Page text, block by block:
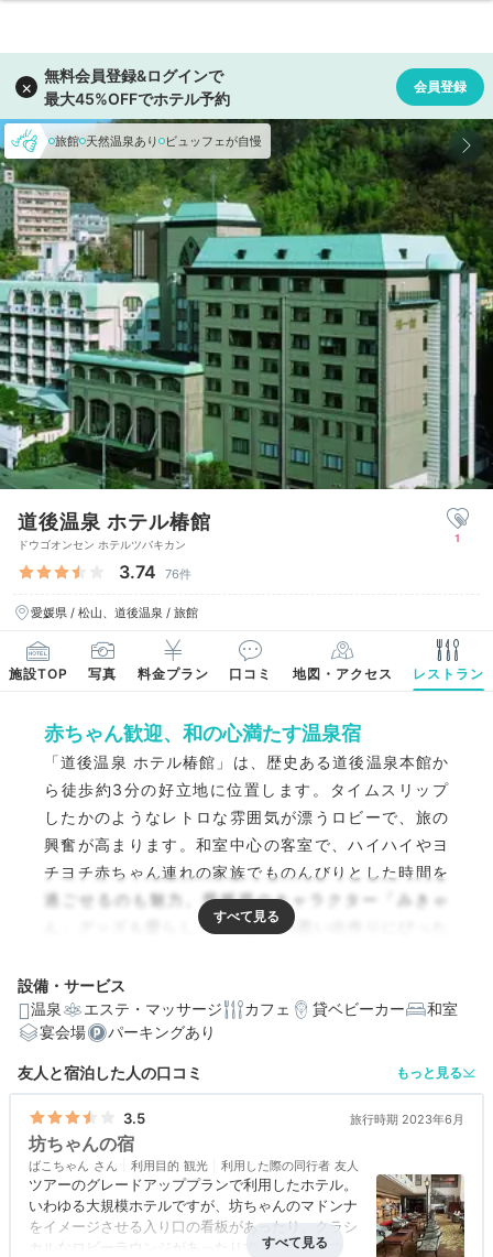
旅館 天然温泉あり ビュッフェが自慢
道後温泉 ホテル椿館
ドウゴオンセン ホテルツバキカン
3.74 76件
愛媛県 / 松山、道後温泉 / 旅館
1
施設TOP 写真 料金プラン 口コミ 地図・アクセス レストラン
赤ちゃん歓迎、和の心満たす温泉宿
「道後温泉 ホテル椿館」は、歴史ある道後温泉本館か
ら徒歩約3分の好立地に位置します。タイムスリップ
したかのようなレトロな雰囲気が漂うロビーで、旅の
興奮が高まります。和室中心の客室で、ハイハイやヨ
チヨチ赤ちゃん連れの家族でものんびりとした時間を
過ごせるのも魅力。愛媛県のキャラクター「みきゃ
ん」グッズも愛らしく、家族での思い出作りにぴった
設備・サービス
温泉
エステ・マッサージ カフェ 貸ベビーカー
和室
宴会場
パーキングあり
友人と宿泊した人の口コミ もっと見る
3.5 旅行時期 2023年6月
坊ちゃんの宿
ばこちゃん 利用目的 観光 利用した際の同行者 友人
ツアーのグレードアッププランで利用したホテル。
いわゆる大規模ホテルですが、坊ちゃんのマドンナ
をイメージさせる入り口の看板があったり、クラシ
カルなロビーラウンジがあったりでよい雰囲気でし